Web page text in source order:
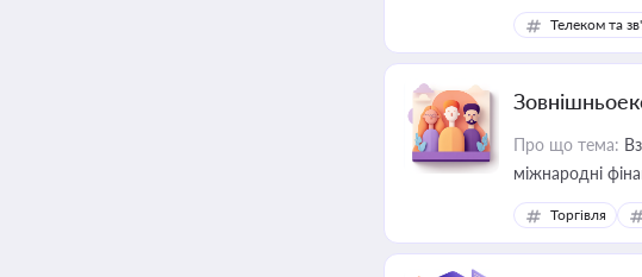
реєстрах і
Телеком та
Про що тема:
міжнародні
Торгівля